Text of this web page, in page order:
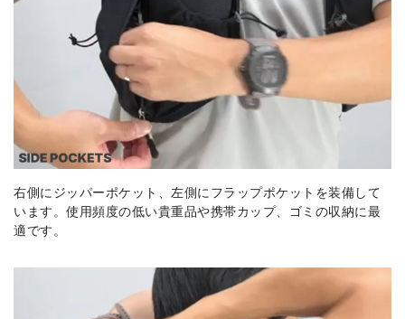
右側にジッパーポケット、左側にフラップポケットを装備して
います。使用頻度の低い貴重品や携帯カップ、ゴミの収納に最
適です。